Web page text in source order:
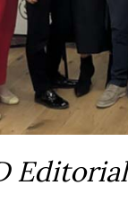
Editorial